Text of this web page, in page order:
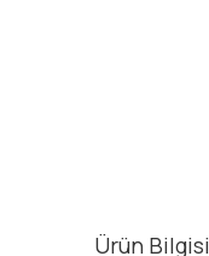
Ürün Bilgisi